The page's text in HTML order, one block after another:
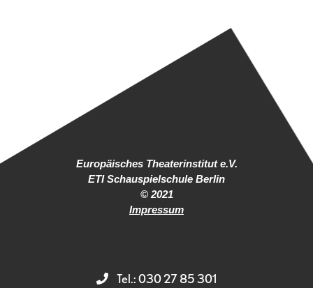
Europäisches Theaterinstitut e.V.
ETI Schauspielschule Berlin
© 2021
Impressum
Tel.: 030 27 85 301